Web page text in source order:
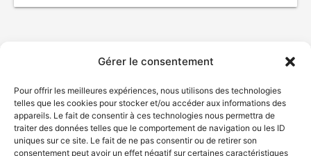
Gérer le consentement
Pour offrir les meilleures expériences, nous utilisons des technologies
telles que les cookies pour stocker et/ou accéder aux informations des
appareils. Le fait de consentir à ces technologies nous permettra de
traiter des données telles que le comportement de navigation ou les ID
uniques sur ce site. Le fait de ne pas consentir ou de retirer son
consentement peut avoir un effet négatif sur certaines caractéristiques
© Gouvernement du Québec, 2026